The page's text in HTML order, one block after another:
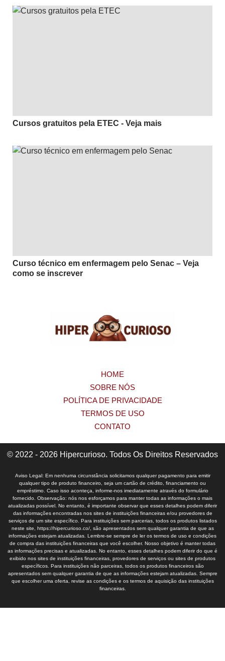
Cursos gratuitos pela ETEC - Veja mais
Curso técnico em enfermagem pelo Senac – Veja
como se inscrever
HOME
SOBRE NÓS
POLÍTICA DE PRIVACIDADE
TERMOS DE USO
CONTATO
© 2022 - 2026 Hipercurioso. Todos Os Direitos Reservados
Aviso Legal: Em nenhuma circunstância solicitamos qualquer pagamento para emitir
qualquer tipo de produto financeiro, seja um cartão de crédito, financiamento ou
empréstimo. Caso isso aconteça, informe-nos imediatamente através do formulário
fornecido. Observação: nós nos esforçamos para manter todas as informações o mais
atualizadas possível. No entanto, é importante observar que esses detalhes podem diferir
das informações encontradas nos sites de instituições financeiras e/ou provedores de
serviços de um site específico. Para instituições sem parcerias, todos os produtos listados
neste site, https://hipercurioso.co/, são apresentados sem qualquer garantia de que as
informações estejam atualizadas. Lembre-se sempre de ler os termos de uso e condições
de compra das instituições financeiras que você escolher. Nosso objetivo é manter todas
as informações precisas e atualizadas. No entanto, esses detalhes podem diferir do que é
exibido nos sites de instituições financeiras, provedores de serviços ou sites de produtos
específicos. Para instituições não parceiras, todos os produtos financeiros são
apresentados sem qualquer garantia de que as informações estejam atualizadas. Sempre
que escolher uma oferta, revise as condições e os termos de aquisição das instituições
financeiras.